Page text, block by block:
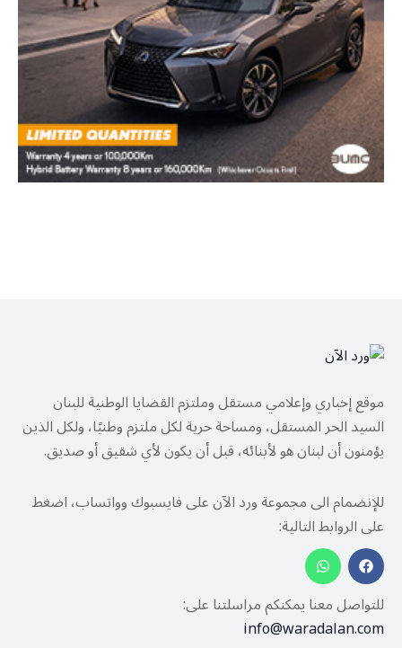
موقع إخباري وإعلامي مستقل وملتزم القضايا الوطنية للبنان
السيد الحر المستقل، ومساحة حرية لكل ملتزم وطنيًا، ولكل الذين
يؤمنون أن لبنان هو لأبنائه، قبل أن يكون لأي شقيق أو صديق.
للإنضمام الى مجموعة ورد الآن على فايسبوك وواتساب، اضغط
على الروابط التالية:
للتواصل معنا يمكنكم مراسلتنا على:
info@waradalan.com